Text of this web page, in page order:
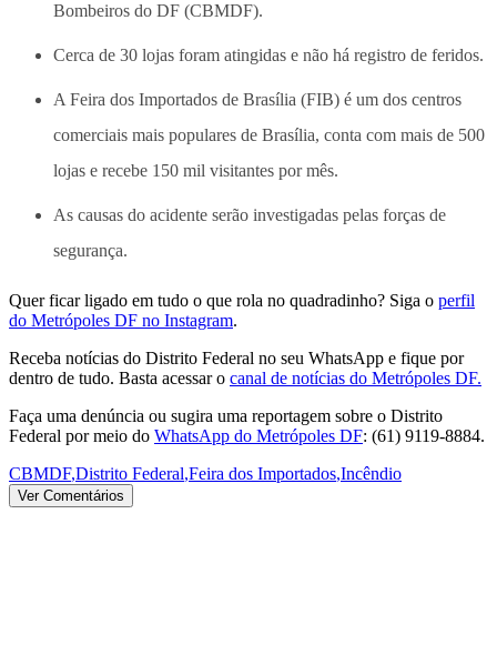
Bombeiros do DF (CBMDF).
Cerca de 30 lojas foram atingidas e não há registro de feridos.
A Feira dos Importados de Brasília (FIB) é um dos centros
comerciais mais populares de Brasília, conta com mais de 500
lojas e recebe 150 mil visitantes por mês.
As causas do acidente serão investigadas pelas forças de
segurança.
Quer ficar ligado em tudo o que rola no quadradinho? Siga o perfil
do Metrópoles DF no Instagram.
Receba notícias do Distrito Federal no seu WhatsApp e fique por
dentro de tudo. Basta acessar o canal de notícias do Metrópoles DF.
Faça uma denúncia ou sugira uma reportagem sobre o Distrito
Federal por meio do WhatsApp do Metrópoles DF: (61) 9119-8884.
CBMDF,Distrito Federal,Feira dos Importados,Incêndio
Ver Comentários